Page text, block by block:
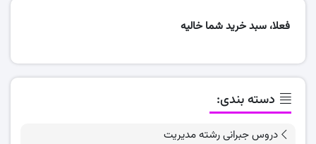
فعلا، سبد خرید شما خالیه
دسته بندی:
دروس جبرانی رشته مدیریت